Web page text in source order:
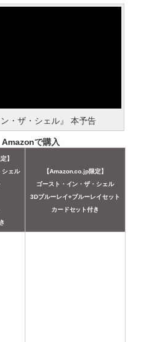
ン・ザ・シェル』 本予告
Amazonで購入
】
シェル
【Amazon.co.jp限定】
ゴースト・イン・ザ・シェル
3Dブルーレイ+ブルーレイセット
カードセット付き